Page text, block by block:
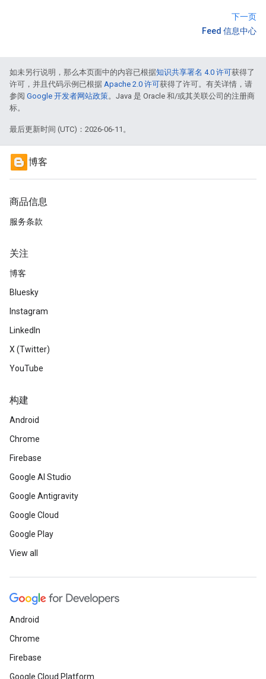
下一页
Feed 信息中心
如未另行说明，那么本页面中的内容已根据知识共享署名 4.0 许可获得了
许可，并且代码示例已根据 Apache 2.0 许可获得了许可。有关详情，请
参阅 Google 开发者网站政策。Java 是 Oracle 和/或其关联公司的注册商
标。
最后更新时间 (UTC)：2026-06-11。
博客
商品信息
服务条款
关注
博客
Bluesky
Instagram
LinkedIn
X (Twitter)
YouTube
构建
Android
Chrome
Firebase
Google AI Studio
Google Antigravity
Google Cloud
Google Play
View all
Android
Chrome
Firebase
Google Cloud Platform